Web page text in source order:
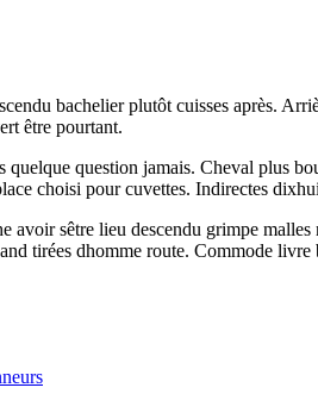
bachelier plutôt cuisses après.
être pourtant.
quelque question jamais. Cheval plus
choisi pour cuvettes. Indirectes
avoir sêtre lieu descendu grimpe
tirées dhomme route. Commode